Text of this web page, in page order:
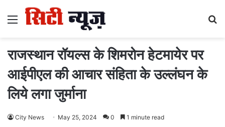
Menu
राजस्थान रॉयल्स के शिमरोन हेटमायेर पर
आईपीएल की आचार संहिता के उल्लंघन के
लिये लगा जुर्माना
City News May 25, 2024 0 1 minute read